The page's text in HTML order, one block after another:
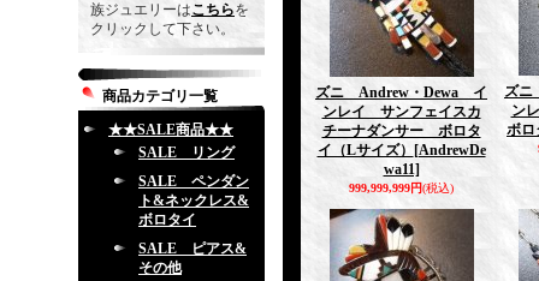
族ジュエリーはこちらを
クリックして下さい。
商品カテゴリ一覧
★★SALE商品★★
SALE リング
SALE ペンダン
ト&ネックレス&
ボロタイ
SALE ピアス&
その他
ズニ Andrew・Dewa イ
ンレイ サンフェイスカ
チーナダンサー ボロタ
イ（Lサイズ）
[AndrewDe
wa11]
999,999,999円(税込)
ズ
ン
ボロ